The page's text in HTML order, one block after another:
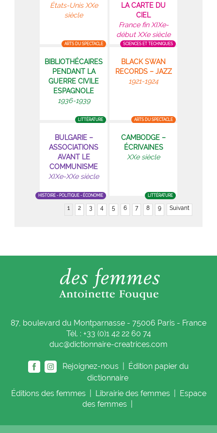
États-Unis XXe
siècle
ARTS DU SPECTACLE
LA CARTE DU
CIEL
France fin XIXe-
début XXe siècle
SCIENCES ET TECHNIQUES
BIBLIOTHÉCAIRES
PENDANT LA
GUERRE CIVILE
ESPAGNOLE
1936-1939
LITTÉRATURE
BLACK SWAN
RECORDS – JAZZ
1921-1924
ARTS DU SPECTACLE
BULGARIE –
ASSOCIATIONS
AVANT LE
COMMUNISME
XIXe-XXe siècle
HISTOIRE - POLITIQUE - ÉCONOMIE
CAMBODGE –
ÉCRIVAINES
XXe siècle
LITTÉRATURE
1 2 3 4 5 6 7 8 9 Suivant
87, boulevard du Montparnasse - 75006 Paris - France
Tél. : +33 (0)1 42 22 60 74
duc@dictionnaire-creatrices.com
Rejoignez-nous |
Édition papier du
dictionnaire
Éditions des femmes Librairie des femmes
Espace
des femmes